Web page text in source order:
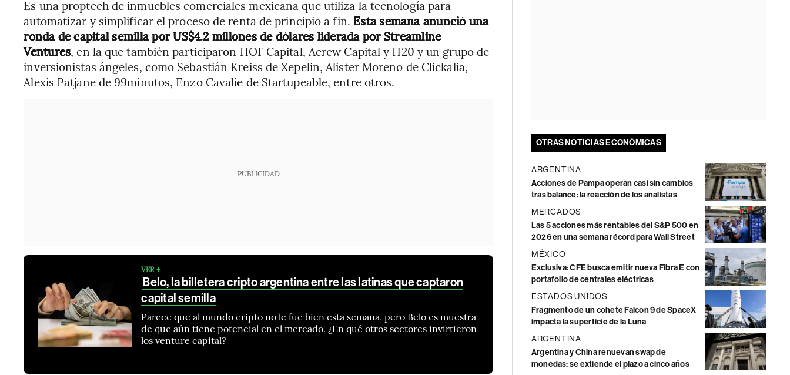
Es una proptech de inmuebles comerciales mexicana que utiliza la tecnología para
automatizar y simplificar el proceso de renta de principio a fin. Esta semana anunció una
ronda de capital semilla por US$4.2 millones de dólares liderada por Streamline
Ventures, en la que también participaron HOF Capital, Acrew Capital y H20 y un grupo de
inversionistas ángeles, como Sebastián Kreiss de Xepelin, Alister Moreno de Clickalia,
Alexis Patjane de 99minutos, Enzo Cavalie de Startupeable, entre otros.
PUBLICIDAD
VER +
Belo, la billetera cripto argentina entre las latinas que captaron
capital semilla
Parece que al mundo cripto no le fue bien esta semana, pero Belo es muestra
de que aún tiene potencial en el mercado. ¿En qué otros sectores invirtieron
los venture capital?
OTRAS NOTICIAS ECONÓMICAS
ARGENTINA
Acciones de Pampa operan casi sin cambios
tras balance: la reacción de los analistas
MERCADOS
Las 5 acciones más rentables del S&P 500 en
2026 en una semana récord para Wall Street
MÉXICO
Exclusiva: CFE busca emitir nueva Fibra E con
portafolio de centrales eléctricas
ESTADOS UNIDOS
Fragmento de un cohete Falcon 9 de SpaceX
impacta la superficie de la Luna
ARGENTINA
Argentina y China renuevan swap de
monedas: se extiende el plazo a cinco años